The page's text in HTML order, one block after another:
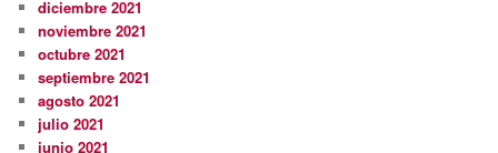
diciembre 2021
noviembre 2021
octubre 2021
septiembre 2021
agosto 2021
julio 2021
junio 2021